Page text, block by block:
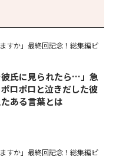
すか」最終回記念！総集編ピ
彼氏に見られたら…」急
ロポロと泣きだした彼
ある言葉とは
すか」最終回記念！総集編ピ